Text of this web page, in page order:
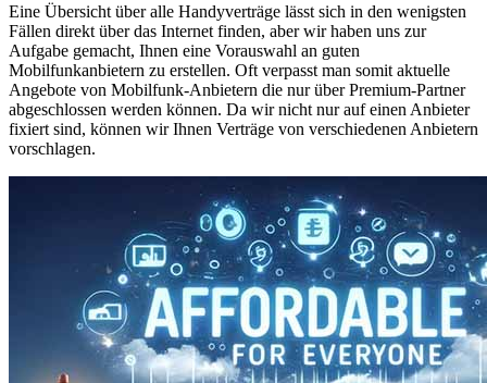
Eine Übersicht über alle Handyverträge lässt sich in den wenigsten
Fällen direkt über das Internet finden, aber wir haben uns zur
Aufgabe gemacht, Ihnen eine Vorauswahl an guten
Mobilfunkanbietern zu erstellen. Oft verpasst man somit aktuelle
Angebote von Mobilfunk-Anbietern die nur über Premium-Partner
abgeschlossen werden können. Da wir nicht nur auf einen Anbieter
fixiert sind, können wir Ihnen Verträge von verschiedenen Anbietern
vorschlagen.